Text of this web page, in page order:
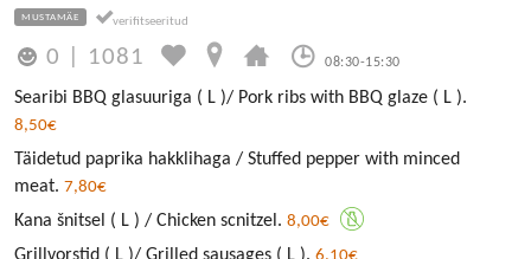
MUSTAMÄE
0 1081 08:30-15:30
Searibi BBQ glasuuriga ( L )/ Pork ribs with BBQ glaze ( L ).
8,50€
Täidetud paprika hakklihaga / Stuffed pepper with minced
meat. 7,80€
Kana šnitsel ( L ) / Chicken scnitzel. 8,00€